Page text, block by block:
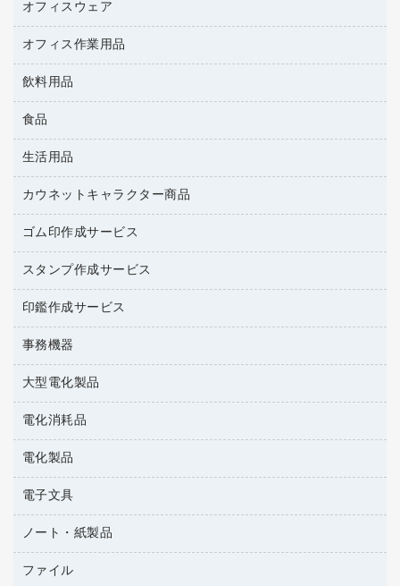
ＵＳＢハブ／ＵＳＢアクセサリー
ＯＡフィルター
ＯＡクリーナー／エアダスター
ＬＡＮケーブル
ＨＤＤ／ＳＳＤ
ディスプレイモニター
ロッカー・下駄箱
その他収納
オフィスアクセサリー
オフィスウェア
医療・介護・ワーキングウェア
ブラウス・シャツ
アウター
オフィス作業用品
養生用品
防災用品
防災用備蓄食品・飲料
台車・脚立
倉庫収納用品
作業用雑貨
梱包用品
梱包用テープ
園芸用品
ペット用品
飲料用品
緑茶飲料
茶葉・インスタント
紅茶・バラエティ飲料
レギュラーコーヒー
ミルク・シュガー
ソフトドリンク
コーヒーメーカー・備品
インスタントコーヒー
食品
食品
菓子
生活用品
浴室用品
台所用洗剤
掃除用品
掃除用洗剤
洗濯用品
消臭・芳香剤
殺虫剤
飲食用消耗品
ハンドソープ・石鹸
トイレ用品
トイレ用洗剤
カウネットキャラクター商品
カウネットキャラクター商品
ゴム印作成サービス
ゴム印作成サービス
ゴム印（一行印）作成サービス
ゴム印（フリーサイズ印）作成サービス
スタンプ作成サービス
シヤチハタスタンプ作成サービス
カウネットスタンプ作成サービス
印鑑作成サービス
印鑑作成サービス
事務機器
大型シュレッダー（共配）
レーザーポインター
ラミネートフィルム
ラミネータ
タイムレコーダー
シュレッダ
ＯＨＰ用品
大型電化製品
冷蔵庫・キッチン・調理家電
テレビ・ＡＶ機器
電化消耗品
電球・蛍光灯
乾電池・充電池
フィルム・カメラ用品
デスクライト
アルバム
電化製品
掃除機・クリーナー
空調・季節家電
その他電化製品
キッチン・調理家電
電子文具
電卓
ノート・紙製品
封筒
ファイル